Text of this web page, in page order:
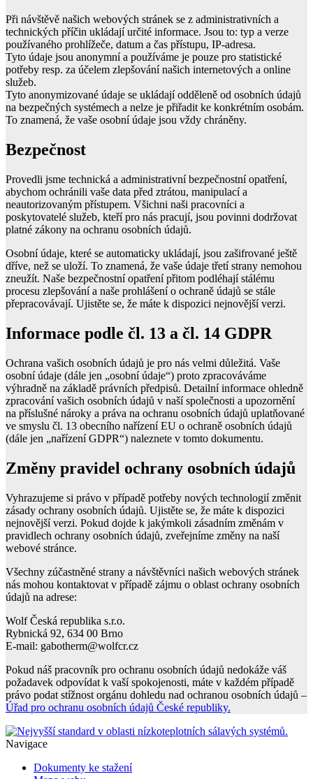
Při návštěvě našich webových stránek se z administrativních a
technických příčin ukládají určité informace. Jsou to: typ a verze
používaného prohlížeče, datum a čas přístupu, IP-adresa.
Tyto údaje jsou anonymní a používáme je pouze pro statistické
potřeby resp. za účelem zlepšování našich internetových a online
služeb.
Tyto anonymizované údaje se ukládají odděleně od osobních údajů
na bezpečných systémech a nelze je přiřadit ke konkrétním osobám.
To znamená, že vaše osobní údaje jsou vždy chráněny.
Bezpečnost
Provedli jsme technická a administrativní bezpečnostní opatření,
abychom ochránili vaše data před ztrátou, manipulací a
neautorizovaným přístupem. Všichni naši pracovníci a
poskytovatelé služeb, kteří pro nás pracují, jsou povinni dodržovat
platné zákony na ochranu osobních údajů.
Osobní údaje, které se automaticky ukládají, jsou zašifrované ještě
dříve, než se uloží. To znamená, že vaše údaje třetí strany nemohou
zneužít. Naše bezpečnostní opatření přitom podléhají stálému
procesu zlepšování a naše prohlášení o ochraně údajů se stále
přepracovávají. Ujistěte se, že máte k dispozici nejnovější verzi.
Informace podle čl. 13 a čl. 14 GDPR
Ochrana vašich osobních údajů je pro nás velmi důležitá. Vaše
osobní údaje (dále jen „osobní údaje“) proto zpracováváme
výhradně na základě právních předpisů. Detailní informace ohledně
zpracování vašich osobních údajů v naší společnosti a upozornění
na příslušné nároky a práva na ochranu osobních údajů uplatňované
ve smyslu čl. 13 obecního nařízení EU o ochraně osobních údajů
(dále jen „nařízení GDPR“) naleznete v tomto dokumentu.
Změny pravidel ochrany osobních údajů
Vyhrazujeme si právo v případě potřeby nových technologií změnit
zásady ochrany osobních údajů. Ujistěte se, že máte k dispozici
nejnovější verzi. Pokud dojde k jakýmkoli zásadním změnám v
pravidlech ochrany osobních údajů, zveřejníme změny na naší
webové stránce.
Všechny zúčastněné strany a návštěvníci našich webových stránek
nás mohou kontaktovat v případě zájmu o oblast ochrany osobních
údajů na adrese:
Wolf Česká republika s.r.o.
Rybnická 92, 634 00 Brno
E-mail: gabotherm@wolfcr.cz
Pokud náš pracovník pro ochranu osobních údajů nedokáže váš
požadavek odpovídat k vaší spokojenosti, máte v každém případě
právo podat stížnost orgánu dohledu nad ochranou osobních údajů –
Úřad pro ochranu osobních údajů České republiky.
Navigace
Dokumenty ke stažení